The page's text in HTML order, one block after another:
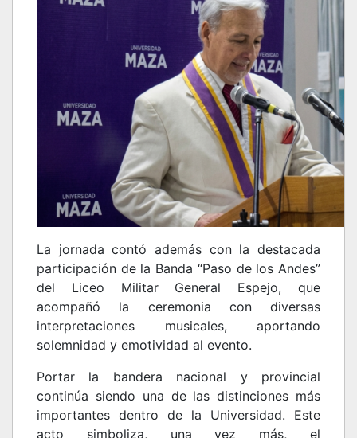
La jornada contó además con la destacada
participación de la Banda “Paso de los Andes”
del Liceo Militar General Espejo, que
acompañó la ceremonia con diversas
interpretaciones musicales, aportando
solemnidad y emotividad al evento.
Portar la bandera nacional y provincial
continúa siendo una de las distinciones más
importantes dentro de la Universidad. Este
acto simboliza, una vez más, el